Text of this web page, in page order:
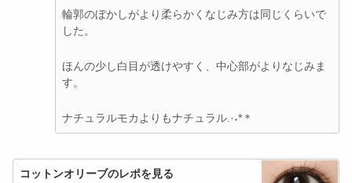
輪郭のぼかしがより柔らかくなじみ方は同じくらいで
した。
ほんの少し白目が透けやすく、中心部がよりなじみま
す。
ナチュラルモカよりもナチュラル.·˖*＊
コットンオリーブのレポを見る